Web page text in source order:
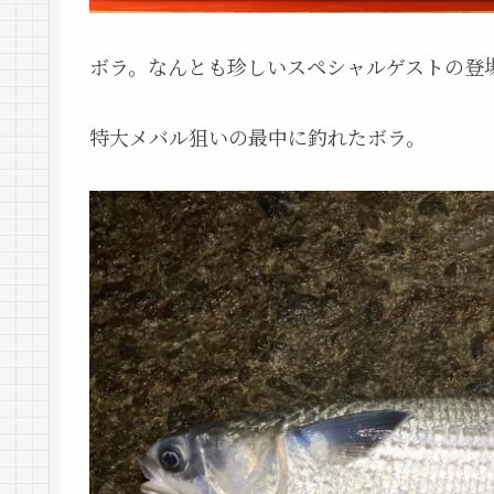
ボラ。なんとも珍しいスペシャルゲストの登
特大メバル狙いの最中に釣れたボラ。